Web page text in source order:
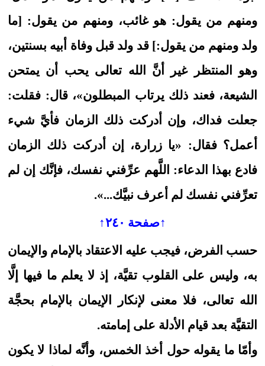
ومنهم من يقول: هو غائب، ومنهم من يقول: [ما
ولد ومنهم من يقول:] قد ولد قبل وفاة أبيه بسنتين،
وهو المنتظر غير أنَّ الله تعالى يحب أن يمتحن
الشيعة، فعند ذلك يرتاب المبطلون»، قال: فقلت:
جعلت فداك، وإن أدركت ذلك الزمان فأيَّ شيء
أعمل؟ فقال: «يا زرارة، إن أدركت ذلك الزمان
فادع بهذا الدعاء: اللَّهم عرِّفني نفسك، فإنَّك إن لم
تعرِّفني نفسك لم أعرف نبيَّك...».
↑صفحة ٢٤٠↑
حسب الفرض، فيجب عليه الاعتقاد بالإمام والإيمان
به، وليس على القلوب تقيَّة، إذ لا يعلم ما فيها إلَّا
الله تعالى، فلا معنى لإنكار الإيمان بالإمام بحجَّة
التقيَّة بعد قيام الأدلة على إمامته.
وأمّا ما يقوله حول أخذ الخمس، وأنَّه لماذا لا يكون